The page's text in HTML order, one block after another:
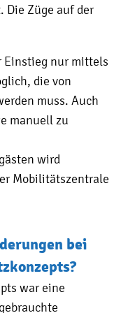
Die Züge auf der
Einstieg nur mittels
die von
muss. Auch
manuell zu
wird
Mobilitätszentrale
bei
war eine